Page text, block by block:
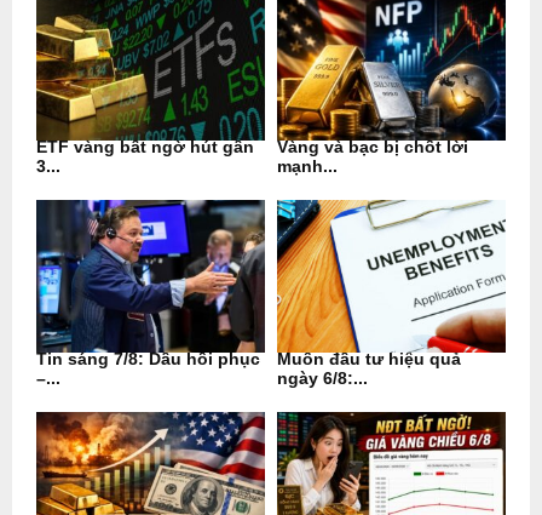
ETF vàng bất ngờ hút gần
3...
Vàng và bạc bị chốt lời
mạnh...
Tin sáng 7/8: Dầu hồi phục
–...
Muốn đầu tư hiệu quả
ngày 6/8:...